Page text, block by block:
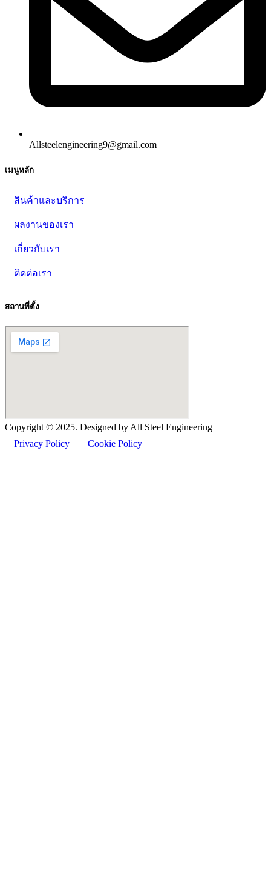
Allsteelengineering9@gmail.com
เมนูหลัก
สินค้าและบริการ
ผลงานของเรา
เกี่ยวกับเรา
ติดต่อเรา
สถานที่ตั้ง
Copyright © 2025. Designed by All Steel Engineering
Privacy Policy
Cookie Policy